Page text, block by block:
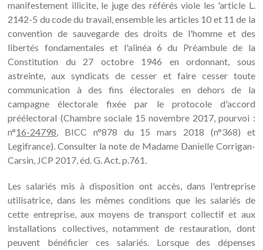
manifestement illicite, le juge des référés viole les 'article L.
2142-5 du code du travail, ensemble les articles 10 et 11 de la
convention de sauvegarde des droits de l'homme et des
libertés fondamentales et l'alinéa 6 du Préambule de la
Constitution du 27 octobre 1946 en ordonnant, sous
astreinte, aux syndicats de cesser et faire cesser toute
communication à des fins électorales en dehors de la
campagne électorale fixée par le protocole d'accord
préélectoral (Chambre sociale 15 novembre 2017, pourvoi :
n°16-24798, BICC n°878 du 15 mars 2018 (n°368) et
Legifrance). Consulter la note de Madame Danielle Corrigan-
Carsin, JCP 2017, éd. G. Act. p.761.
Les salariés mis à disposition ont accès, dans l'entreprise
utilisatrice, dans les mêmes conditions que les salariés de
cette entreprise, aux moyens de transport collectif et aux
installations collectives, notamment de restauration, dont
peuvent bénéficier ces salariés. Lorsque des dépenses